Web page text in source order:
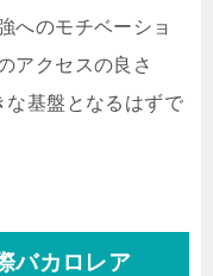
へのモチベーショ
アクセスの良さ
な基盤となるはずで
バカロレア